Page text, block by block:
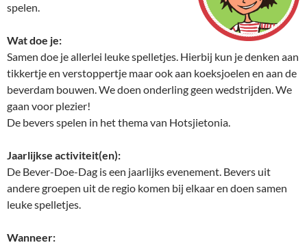
spelen.
Wat doe je:
Samen doe je allerlei leuke spelletjes. Hierbij kun je denken aan
tikkertje en verstoppertje maar ook aan koeksjoelen en aan de
beverdam bouwen. We doen onderling geen wedstrijden. We
gaan voor plezier!
De bevers spelen in het thema van Hotsjietonia.
Jaarlijkse activiteit(en):
De Bever-Doe-Dag is een jaarlijks evenement. Bevers uit
andere groepen uit de regio komen bij elkaar en doen samen
leuke spelletjes.
Wanneer: